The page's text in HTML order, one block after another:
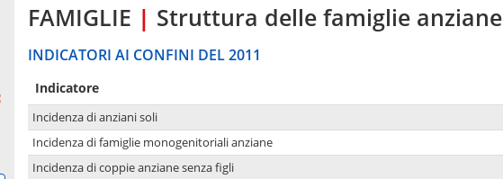
FAMIGLIE | Struttura delle famiglie anziane
INDICATORI AI CONFINI DEL 2011
Indicatore
Incidenza di anziani soli
Incidenza di famiglie monogenitoriali anziane
Incidenza di coppie anziane senza figli